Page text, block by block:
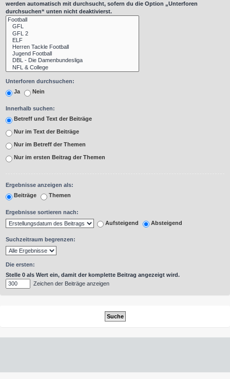
werden automatisch mit durchsucht, sofern du die Option „Unterforen
durchsuchen“ unten nicht deaktivierst.
Unterforen durchsuchen:
Ja
Nein
Innerhalb suchen:
Betreff und Text der Beiträge
Nur im Text der Beiträge
Nur im Betreff der Themen
Nur im ersten Beitrag der Themen
Ergebnisse anzeigen als:
Beiträge
Themen
Ergebnisse sortieren nach:
Aufsteigend
Absteigend
Suchzeitraum begrenzen:
Die ersten:
Stelle 0 als Wert ein, damit der komplette Beitrag angezeigt wird.
Zeichen der Beiträge anzeigen